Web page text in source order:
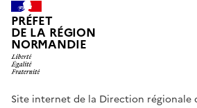
PRÉFET
DE LA RÉGION
NORMANDIE
Site internet de la Direction régionale